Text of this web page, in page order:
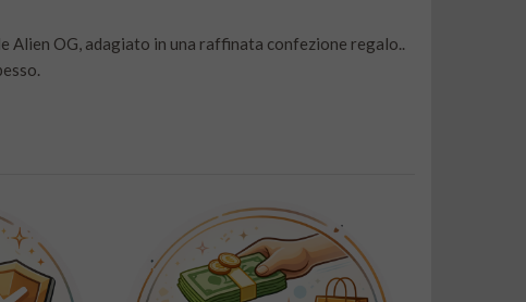
Alien OG, adagiato in una raffinata confezione regalo..